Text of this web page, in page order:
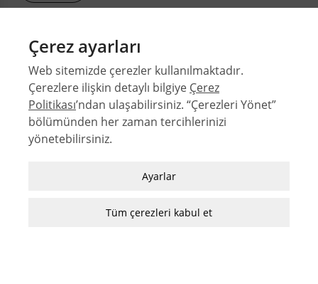
Çerez ayarları
Web sitemizde çerezler kullanılmaktadır.
Çerezlere ilişkin detaylı bilgiye Çerez
Politikası’ndan ulaşabilirsiniz. “Çerezleri Yönet”
bölümünden her zaman tercihlerinizi
yönetebilirsiniz.
Zorunlu / Teknik Çerezler
özelliklerinden faydalanabilmek için kullanılan
Ayarlar
Tüm çerezleri kabul et
© 2026 Orta Doğu Teknik Üniversitesi Mimarlık Fakültesi
Yazarlar
MFD Yazı Kılavuzu